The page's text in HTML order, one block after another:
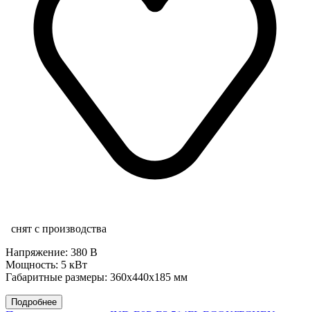
снят с производства
Напряжение: 380 В
Мощность: 5 кВт
Габаритные размеры: 360х440х185 мм
Подробнее